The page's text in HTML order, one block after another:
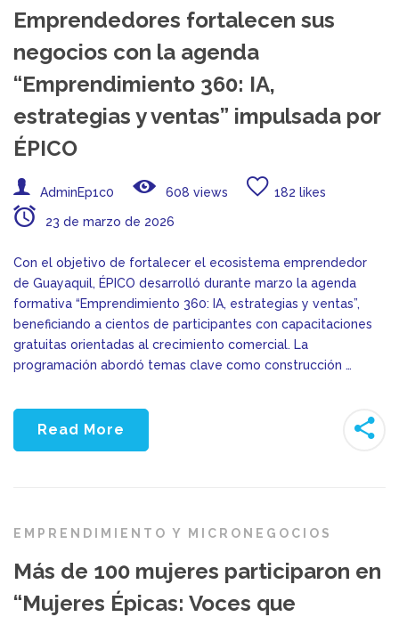
Emprendedores fortalecen sus
negocios con la agenda
“Emprendimiento 360: IA,
estrategias y ventas” impulsada por
ÉPICO
AdminEp1c0 608 views 182 likes
23 de marzo de 2026
Con el objetivo de fortalecer el ecosistema emprendedor
de Guayaquil, ÉPICO desarrolló durante marzo la agenda
formativa “Emprendimiento 360: IA, estrategias y ventas”,
beneficiando a cientos de participantes con capacitaciones
gratuitas orientadas al crecimiento comercial. La
programación abordó temas clave como construcción …
Read More
EMPRENDIMIENTO Y MICRONEGOCIOS
Más de 100 mujeres participaron en
“Mujeres Épicas: Voces que